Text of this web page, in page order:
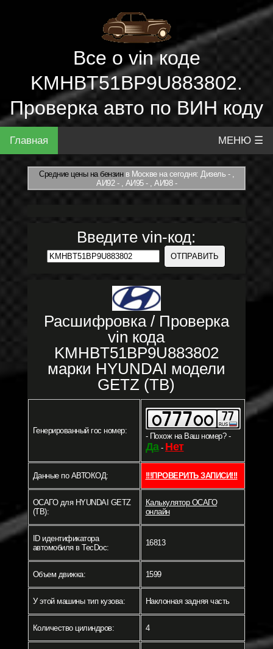
Все о vin коде
KMHBT51BP9U883802.
Проверка авто по ВИН коду
Главная МЕНЮ ☰
Средние цены на бензинв Москве на сегодня: Дизель - ,
АИ92 - , АИ95 - , АИ98 -
Введите vin-код:
Расшифровка / Проверка
vin кода
KMHBT51BP9U883802
марки HYUNDAI модели
GETZ (TB)
Генерированный гос номер:
- Похож на Ваш номер? -
Да- Нет
Данные по АВТОКОД: !!!ПРОВЕРИТЬ ЗАПИСИ!!!
ОСАГО для HYUNDAI GETZ
(TB):
Калькулятор ОСАГО
онлайн
ID идентификатора
автомобиля в TecDoc:
16813
Объем движка: 1599
У этой машины тип кузова: Наклонная задняя часть
Количество цилиндров: 4